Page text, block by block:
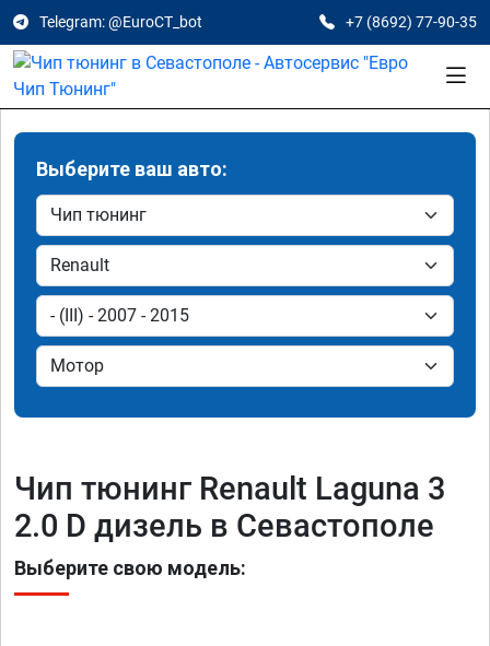
Telegram: @EuroCT_bot +7 (8692) 77-90-35
Выберите ваш авто:
Чип тюнинг Renault Laguna 3
2.0 D дизель в Севастополе
Выберите свою модель: